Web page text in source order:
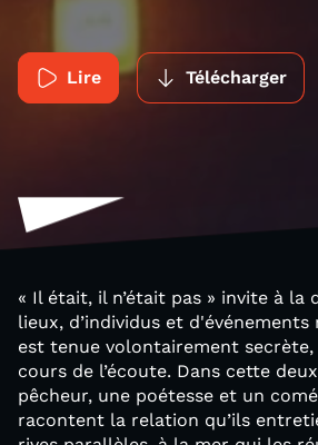
Lire Télécharger
« Il était, il n’était pas » invite à la
lieux, d’individus et
est tenue volontairement secrète,
cours de l’écoute. Dans cette
pêcheur, une poétesse et un
racontent la relation qu’ils